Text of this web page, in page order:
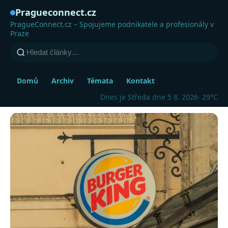
Pragueconnect.cz
PragueConnect.cz – Spojujeme podnikatele a profesionály v
Praze
Domů Archiv Témata
Kontakt
Dnes je Středa dne 5 8. 2026· 29°C